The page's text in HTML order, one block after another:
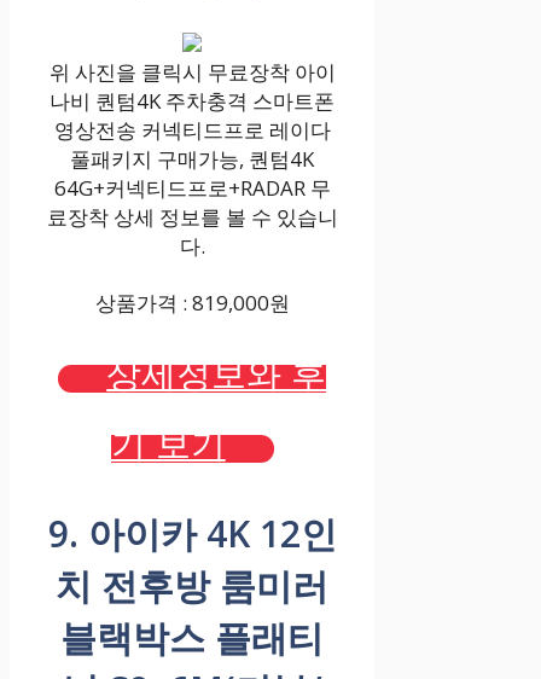
위 사진을 클릭시 무료장착 아이
나비 퀀텀4K 주차충격 스마트폰
영상전송 커넥티드프로 레이다
풀패키지 구매가능, 퀀텀4K
64G+커넥티드프로+RADAR 무
료장착 상세 정보를 볼 수 있습니
다.
상품가격 : 819,000원
상세정보와 후
기 보기
9. 아이카 4K 12인
치 전후방 룸미러
블랙박스 플래티